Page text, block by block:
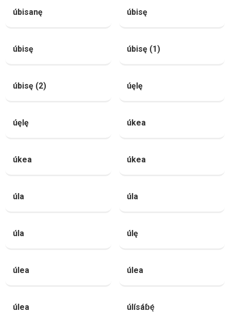
úbisanę úbisę
úbisę úbisę (1)
úbisę (2) úęlę
úęlę úkea
úkea úkea
úla úla
úla úlę
úlea úlea
úlea úlísáɓę́